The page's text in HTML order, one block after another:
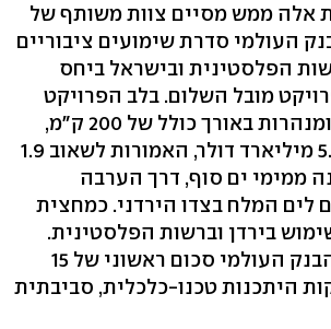
אלה ממש מסיים צוות משותף של
העולמי סדרת שימועים ציבוריים
הפלסטינית ובישראל ביחס
מובל השלום. בלב הפרויקט
מערך של תעלות ומנהרות באורך כולל של 200 ק"מ,
בהשקעה של כ-5.5 מיליארד דולר, האמורות לשאוב 1.9
ממימי ים סוף, דרך הערבה
לים המלח בצדו הירדני. כמחצית
בירדן וברשות הפלסטינית.
בשלב זה הקציב הבנק העולמי סכום ראשוני של 15
היתכנות טכנו-כלכלית, סביבתית